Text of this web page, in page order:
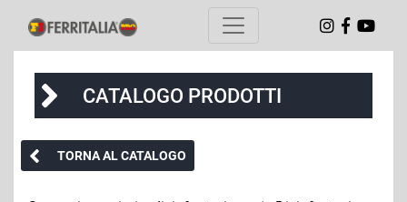
CATALOGO PRODOTTI
TORNA AL CATALOGO